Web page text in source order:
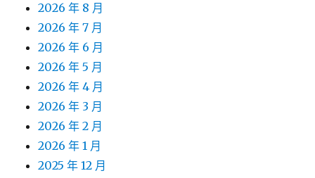
2026 年 8 月
2026 年 7 月
2026 年 6 月
2026 年 5 月
2026 年 4 月
2026 年 3 月
2026 年 2 月
2026 年 1 月
2025 年 12 月